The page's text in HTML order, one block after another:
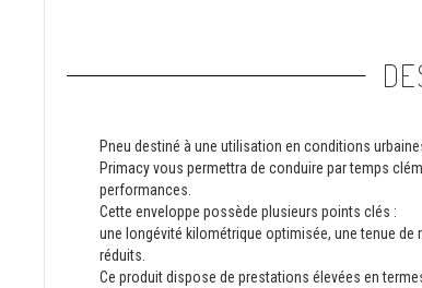
Pneu destiné à une utilisation en conditions
Primacy vous permettra de conduire par temps
performances.
Cette enveloppe possède plusieurs points clés :
une longévité kilométrique optimisée, une tenue
réduits.
Ce produit dispose de prestations élevées en